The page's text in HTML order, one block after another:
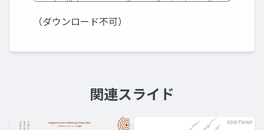
（ダウンロード不可）
関連スライド